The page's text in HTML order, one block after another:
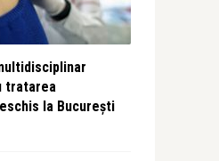
tratarea
la București